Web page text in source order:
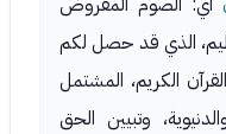
الذي قد حصل لكم
الكريم، المشتمل
وتبيين الحق